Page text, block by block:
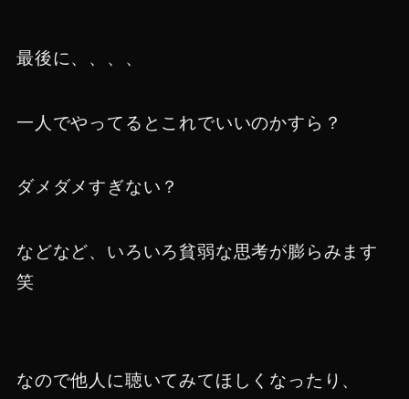
最後に、、、、
一人でやってるとこれでいいのかすら？
ダメダメすぎない？
などなど、いろいろ貧弱な思考が膨らみます
笑
なので他人に聴いてみてほしくなったり、